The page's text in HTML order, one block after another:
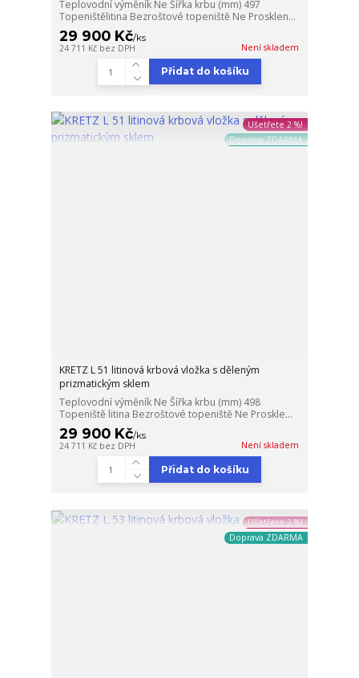
Teplovodní výměník Ne Šířka krbu (mm) 497
Topeništělitina Bezroštové topeniště Ne Prosklen...
29 900 Kč/ks
24 711 Kč bez DPH Není skladem
Přidat do košíku
Ušetřete 2 %!
Doprava ZDARMA
KRETZ L 51 litinová krbová vložka s děleným
prizmatickým sklem
Teplovodní výměník Ne Šířka krbu (mm) 498
Topeniště litina Bezroštové topeniště Ne Proskle...
29 900 Kč/ks
24 711 Kč bez DPH Není skladem
Přidat do košíku
Ušetřete 2 %!
Doprava ZDARMA